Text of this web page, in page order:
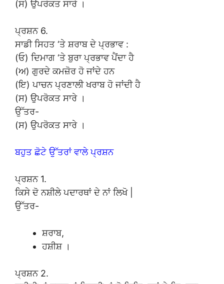
(ਸ) ਉਪਰੋਕਤ ਸਾਰੇ ।
ਪ੍ਰਸ਼ਨ 6.
ਸਾਡੀ ਸਿਹਤ ‘ਤੇ ਸ਼ਰਾਬ ਦੇ ਪ੍ਰਭਾਵ :
(ਓ) ਦਿਮਾਗ ‘ਤੇ ਬੁਰਾ ਪ੍ਰਭਾਵ ਪੈਂਦਾ ਹੈ
(ਅ) ਗੁਰਦੇ ਕਮਜ਼ੋਰ ਹੋ ਜਾਂਦੇ ਹਨ
(ਇ) ਪਾਚਨ ਪ੍ਰਣਾਲੀ ਖਰਾਬ ਹੋ ਜਾਂਦੀ ਹੈ
(ਸ) ਉਪਰੋਕਤ ਸਾਰੇ ।
ਉੱਤਰ-
(ਸ) ਉਪਰੋਕਤ ਸਾਰੇ ।
ਬਹੁਤ ਛੋਟੇ ਉੱਤਰਾਂ ਵਾਲੇ ਪ੍ਰਸ਼ਨ
ਪ੍ਰਸ਼ਨ 1.
ਕਿਸੇ ਦੋ ਨਸ਼ੀਲੇ ਪਦਾਰਥਾਂ ਦੇ ਨਾਂ ਲਿਖੋ |
ਉੱਤਰ-
ਸ਼ਰਾਬ,
ਹਸ਼ੀਸ਼ ।
ਪ੍ਰਸ਼ਨ 2.